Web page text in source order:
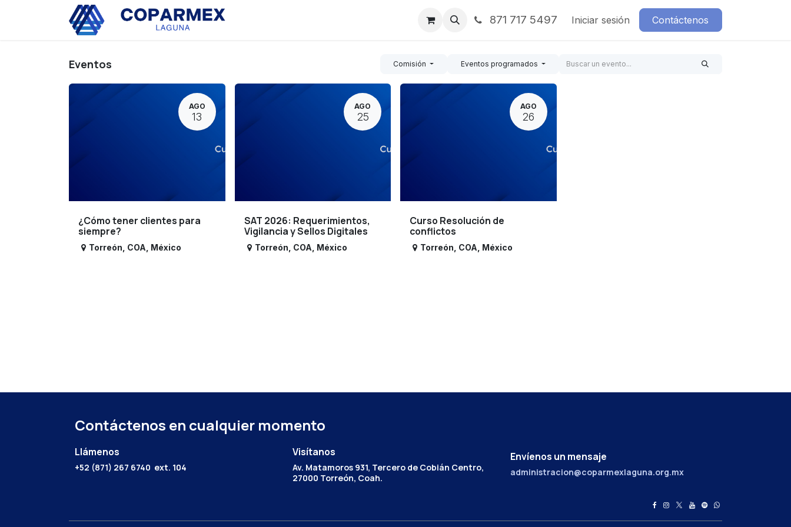
Noticias Contáctenos871 717 5497 Iniciar sesión Contáctenos
Eventos Comisión Eventos programados
AGO
13
¿Cómo tener clientes para
siempre?
Torreón COA México
AGO
25
SAT 2026: Requerimientos,
Vigilancia y Sellos Digitales
Torreón COA México
AGO
26
Curso Resolución de
conflictos
Torreón COA México
Contáctenos en cualquier momento
Llámenos
+52 (871) 267 6740 ext. 104
Envíenos un mensaje
administracion@coparmexlaguna.org.mx
Visítanos
Av. Matamoros 931, Tercero de Cobián Centro,
27000 Torreón, Coah.